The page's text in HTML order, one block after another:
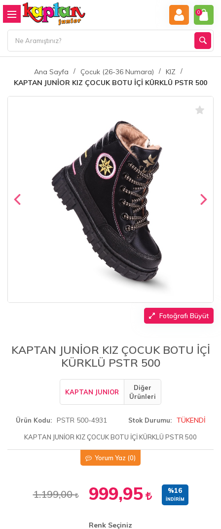
0
Ana Sayfa Çocuk (26-36 Numara)
KIZ
KAPTAN JUNİOR KIZ ÇOCUK BOTU İÇİ KÜRKLÜ PSTR 500
Fotoğrafı Büyüt
KAPTAN JUNİOR KIZ ÇOCUK BOTU İÇİ
KÜRKLÜ PSTR 500
KAPTAN JUNIOR
Diğer
Ürünleri
Ürün Kodu PSTR 500-4931 Stok Durumu TÜKENDİ
KAPTAN JUNİOR KIZ ÇOCUK BOTU İÇİ KÜRKLÜ PSTR 500
Yorum Yaz (0)
1.199,00 999,95 %16
İNDIRIM
Renk Seçiniz